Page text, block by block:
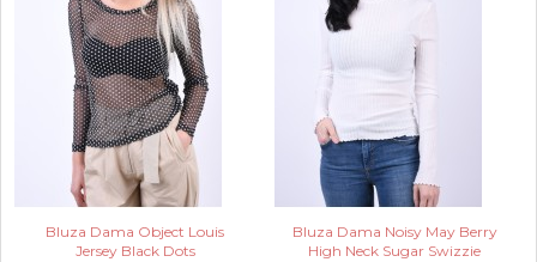
Bluza Dama Object Louis
Jersey Black Dots
Bluza Dama Noisy May Berry
High Neck Sugar Swizzie